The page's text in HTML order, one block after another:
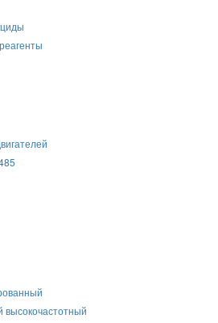
высокочастотный